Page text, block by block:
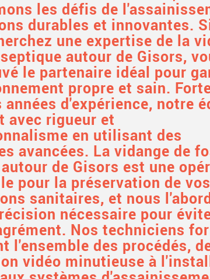
les défis de
durables et innovantes.
une expertise de la
autour de Gisors,
le partenaire idéal pour
propre et sain.
d'expérience, notre
avec rigueur et
en utilisant des
avancées. Lavidange de
de Gisors est une
pour la préservation de vos
sanitaires, et nous
nécessaire pour
Nos techniciens
l'ensemble des procédés,
vidéo minutieuse à